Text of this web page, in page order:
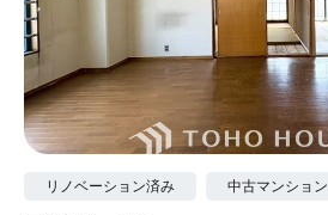
リノベーション済み 中古マンション